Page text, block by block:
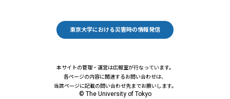
東京大学における災害時の情報発信
本サイトの管理・運営は広報室が行なっています。
各ページの内容に関連するお問い合わせは、
当該ページに記載の問い合わせ先までお願いします。
© The University of Tokyo